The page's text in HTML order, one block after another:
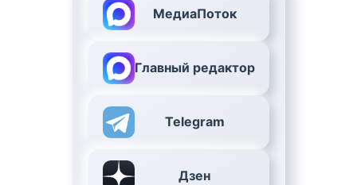
МедиаПоток
Главный редактор
Telegram
Дзен